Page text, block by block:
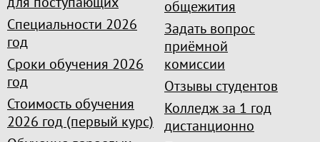
Специальности 2026
год
Сроки обучения 2026
год
Стоимость обучения
2026 год (первый курс)
общежития
Задать вопрос
приёмной
комиссии
Отзывы студентов
Колледж за 1 год
дистанционно